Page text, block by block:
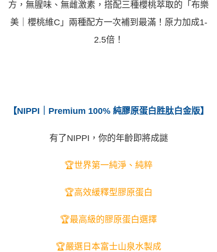
方，無腥味、無雌激素，搭配三種櫻桃萃取的「布樂
美｜櫻桃維C」兩種配方一次補到最滿！原力加成1-
2.5倍！
【NIPPI｜Premium 100% 純膠原蛋白胜肽白金版】
有了NIPPI，你的年齡即將成謎
🏆世界第一純淨、純粹
🏆高效緩釋型膠原蛋白
🏆最高級的膠原蛋白選擇
🏆嚴選日本富士山泉水製成